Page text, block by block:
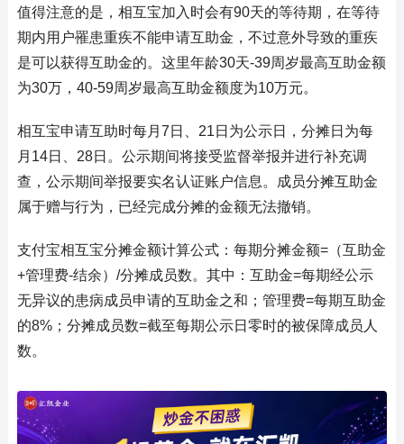
值得注意的是，相互宝加入时会有90天的等待期，在等待
期内用户罹患重疾不能申请互助金，不过意外导致的重疾
是可以获得互助金的。这里年龄30天-39周岁最高互助金额
为30万，40-59周岁最高互助金额度为10万元。
相互宝申请互助时每月7日、21日为公示日，分摊日为每
月14日、28日。公示期间将接受监督举报并进行补充调
查，公示期间举报要实名认证账户信息。成员分摊互助金
属于赠与行为，已经完成分摊的金额无法撤销。
支付宝相互宝分摊金额计算公式：每期分摊金额=（互助金
+管理费-结余）/分摊成员数。其中：互助金=每期经公示
无异议的患病成员申请的互助金之和；管理费=每期互助金
的8%；分摊成员数=截至每期公示日零时的被保障成员人
数。